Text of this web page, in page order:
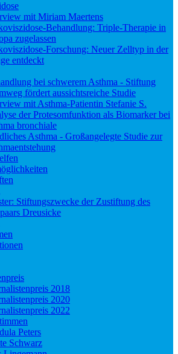
mit Miriam Maertens
Behandlung: Triple-Therapie in
zugelassen
Forschung: Neuer Zelltyp in der
entdeckt
bei schwerem Asthma - Stiftung
fördert aussichtsreiche Studie
mit Asthma-Patientin Stefanie S.
der Protesomfunktion als Biomarker bei
bronchiale
Asthma - Großangelegte Studie zur
Stiftungszwecke der Zustiftung des
Dreusicke
2018
2020
2022
Peters
Schwarz